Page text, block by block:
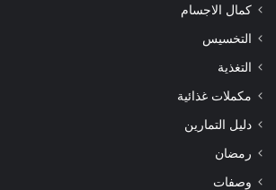
كمال الاجسام
التخسيس
التغذية
مكملات غذائية
دليل التمارين
رمضان
وصفات